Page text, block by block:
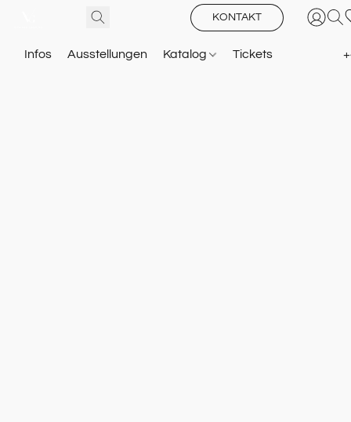
KONTAKT
Infos Ausstellungen Katalog Tickets